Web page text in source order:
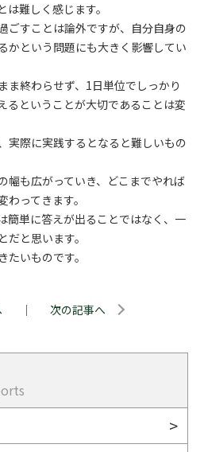
難しく感じます。
ごすことは論外ですが、自分自身の
かという問題にも大きく影響してい
ま終わらせず、1日単位でしっかり
るということが大切であることは変
実際に実践するとなると難しいもの
幅も広がっていき、どこまでやれば
ってきます。
簡単に答えが出ることではなく、一
と思います。
いものです。
｜ 次の記事へ